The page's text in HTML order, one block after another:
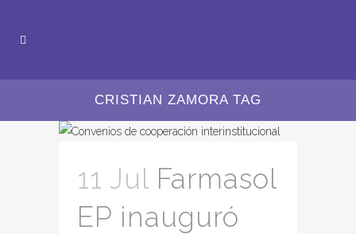
CRISTIAN ZAMORA TAG
11 Jul Farmasol
EP inauguró